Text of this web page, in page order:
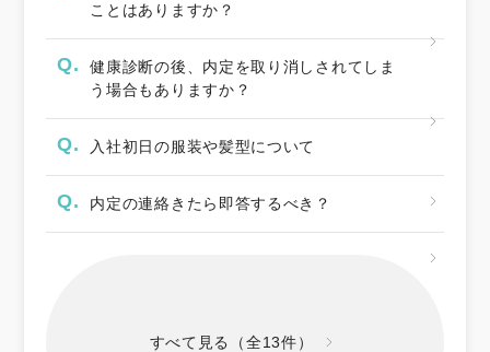
ことはありますか？
Q.
健康診断の後、内定を取り消しされてしま
う場合もありますか？
Q. 入社初日の服装や髪型について
Q. 内定の連絡きたら即答するべき？
すべて見る（全13件）